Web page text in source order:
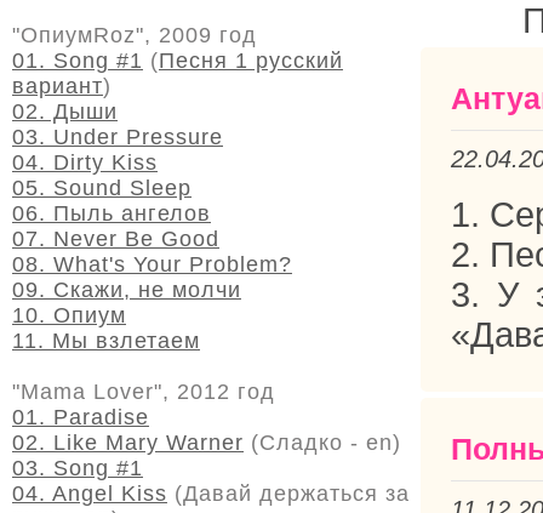
1.
2.
3. У
"ОпиумRoz", 2009 год
01. Song #1 (Песня 1 русский
вариант)
02. Дыши
03. Under Pressure
04. Dirty Kiss
05. Sound Sleep
06. Пыль ангелов
07. Never Be Good
08. What's Your Problem?
09. Скажи, не молчи
10. Опиум
11. Мы взлетаем
"Mama Lover", 2012 год
01. Paradise
02. Like Mary Warner (Сладко - en)
03. Song #1
04. Angel Kiss (Давай держаться за